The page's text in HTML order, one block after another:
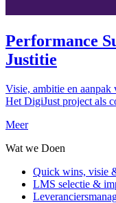
Performance
Justitie
Visie, ambitie en
Het DigiJust project als
Meer
Wat we Doen
Quick wins, visie
LMS selectie &